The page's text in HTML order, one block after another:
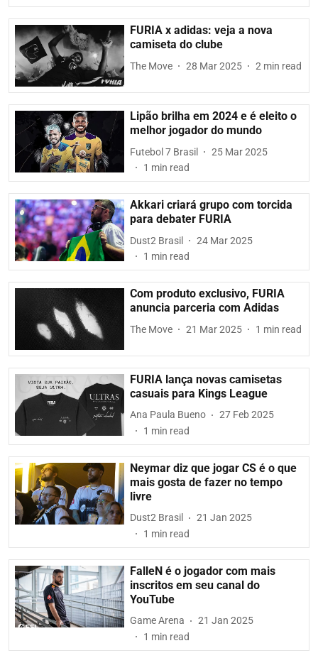
FURIA x adidas: veja a nova
camiseta do clube
The Move 28 Mar 2025 2 min read
Lipão brilha em 2024 e é eleito o
melhor jogador do mundo
Futebol 7 Brasil
25 Mar 2025
1 min read
Akkari criará grupo com torcida
para debater FURIA
Dust2 Brasil
24 Mar 2025
1 min read
Com produto exclusivo, FURIA
anuncia parceria com Adidas
The Move 21 Mar 2025 1 min read
FURIA lança novas camisetas
casuais para Kings League
Ana Paula Bueno
27 Feb 2025
1 min read
Neymar diz que jogar CS é o que
mais gosta de fazer no tempo
livre
Dust2 Brasil
21 Jan 2025
1 min read
FalleN é o jogador com mais
inscritos em seu canal do
YouTube
Game Arena
21 Jan 2025
1 min read